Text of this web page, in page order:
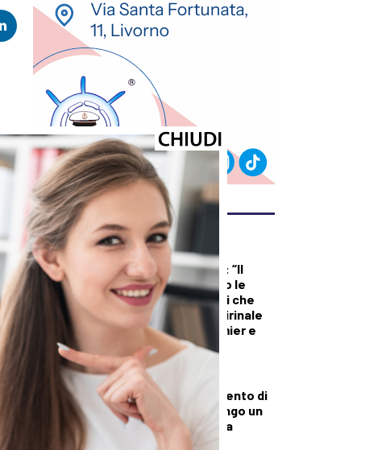
ULTIMI ARTICOLI
DALLA TOSCANA
Renzi in Versiliana: “Il
problema non sono le
primarie. Ma Meloni che
vuole andare al Quirinale
con Vannacci premier e
Salvini al Viminale”
CRONACA
Via libera all’intervento di
riqualificazione lungo un
tratto di via Roma a
Cafaggio